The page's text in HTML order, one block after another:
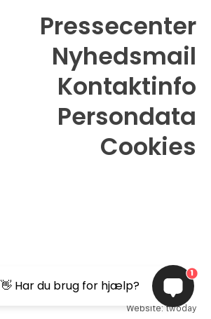
Pressecenter
Nyhedsmail
Kontaktinfo
Persondata
Cookies
Website: twoday
👋 Har du brug for hjælp?
1